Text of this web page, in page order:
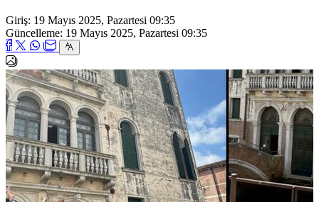
Giriş: 19 Mayıs 2025, Pazartesi 09:35
Güncelleme: 19 Mayıs 2025, Pazartesi 09:35